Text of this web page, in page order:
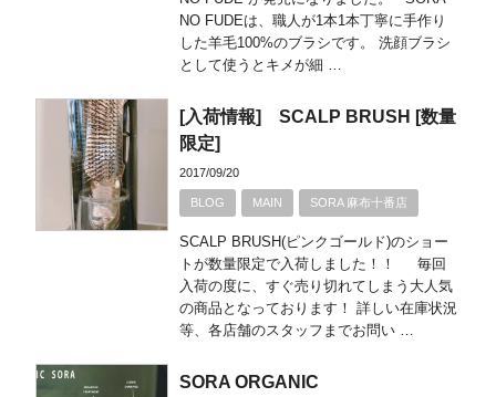
NO FUDEは、職人が1本1本丁寧に手作り
した羊毛100%のブラシです。 洗顔ブラシ
として使うとキメが細 …
[入荷情報] SCALP BRUSH [数量
限定]
2017/09/20
BLOG MAIN SORA 麻布十番店
SCALP BRUSH(ピンクゴールド)のショー
トが数量限定で入荷しました！！ 毎回
入荷の度に、すぐ売り切れてしまう大人気
の商品となっております！ 詳しい在庫状況
等、各店舗のスタッフまでお問い …
SORA ORGANIC